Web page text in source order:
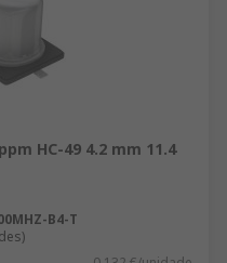
HC-49 4.2 mm 11.4
B4-T